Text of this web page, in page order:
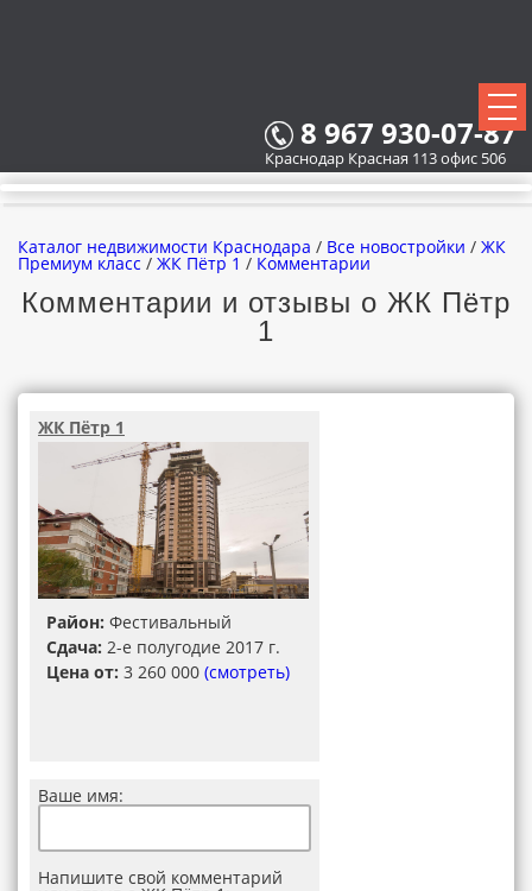
8 967 930-07-87
Краснодар Красная 113 офис 506
ВСЕ НОВОСТРОЙКИ
КАРТА НОВОСТРОЕК
ВСЕ КОТТЕДЖНЫЕ ПОСЕЛКИ
Каталог недвижимости Краснодара / Все новостройки / ЖК
Премиум класс / ЖК Пётр 1 / Комментарии
Комментарии и отзывы о ЖК Пётр
1
ЖК Пётр 1
Район: Фестивальный
Сдача: 2-е полугодие 2017 г.
Цена от: 3 260 000 (смотреть)
Ваше имя:
Напишите свой комментарий